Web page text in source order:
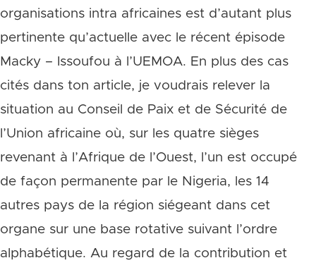
organisations intra africaines est d’autant plus
pertinente qu’actuelle avec le récent épisode
Macky – Issoufou à l’UEMOA. En plus des cas
cités dans ton article, je voudrais relever la
situation au Conseil de Paix et de Sécurité de
l’Union africaine où, sur les quatre sièges
revenant à l’Afrique de l’Ouest, l’un est occupé
de façon permanente par le Nigeria, les 14
autres pays de la région siégeant dans cet
organe sur une base rotative suivant l’ordre
alphabétique. Au regard de la contribution et